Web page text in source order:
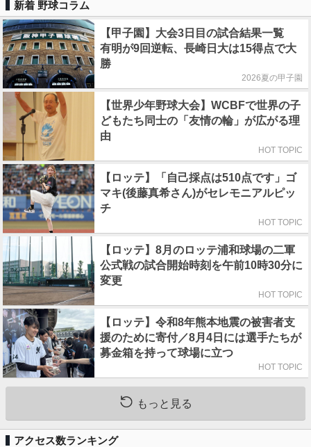
新着 野球コラム
【甲子園】大会3日目の試合結果一覧
有明が9回逆転、長崎日大は15得点で大
勝
2026夏の甲子園
【世界少年野球大会】WCBFで世界の子
どもたち同士の「友情の輪」が広がる理
由
HOT TOPIC
【ロッテ】「自己採点は510点です」ゴ
マキ(後藤真希さん)がセレモニアルピッ
チ
HOT TOPIC
【ロッテ】8月のロッテ浦和球場の二軍
公式戦の試合開始時刻を午前10時30分に
変更
HOT TOPIC
【ロッテ】令和8年熊本地震の被害者支
援のために寄付／8月4日には選手たちが
募金箱を持って球場に立つ
HOT TOPIC
もっと見る
アクセス数ランキング